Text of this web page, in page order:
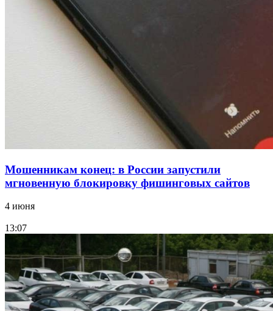
Волгоградские компании нарастили экспорт:
заключены контракты на 3,6 млн долларов
Мошенникам конец: в России запустили
мгновенную блокировку фишинговых сайтов
4 июня
13:07